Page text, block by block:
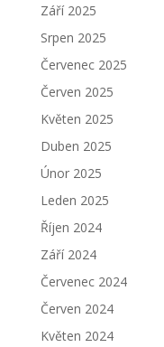
Září 2025
Srpen 2025
Červenec 2025
Červen 2025
Květen 2025
Duben 2025
Únor 2025
Leden 2025
Říjen 2024
Září 2024
Červenec 2024
Červen 2024
Květen 2024